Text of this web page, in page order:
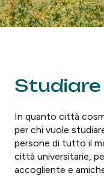
Studiare
In quanto città
per chi vuole
persone di tutto il
città universitarie,
accogliente e